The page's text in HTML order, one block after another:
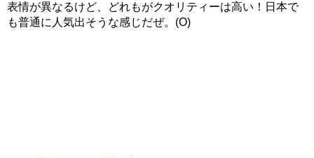
表情が異なるけど、どれもがクオリティーは高い！日本で
も普通に人気出そうな感じだぜ。(O)